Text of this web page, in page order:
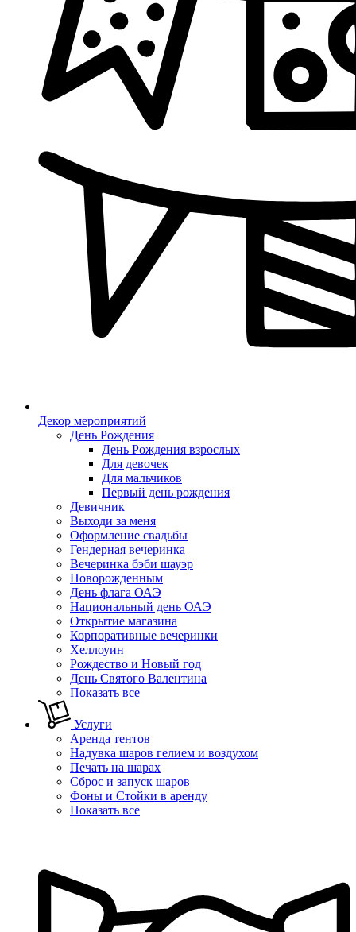
Декор мероприятий
День Рождения
День Рождения взрослых
Для девочек
Для мальчиков
Первый день рождения
Девичник
Выходи за меня
Оформление свадьбы
Гендерная вечеринка
Вечеринка бэби шауэр
Новорожденным
День флага ОАЭ
Национальный день ОАЭ
Открытие магазина
Корпоративные вечеринки
Хеллоуин
Рождество и Новый год
День Святого Валентина
Показать все
Услуги
Аренда тентов
Надувка шаров гелием и воздухом
Печать на шарах
Сброс и запуск шаров
Фоны и Стойки в аренду
Показать все